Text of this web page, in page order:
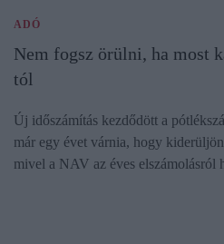
ADÓ
Nem fogsz örülni, ha most
tól
Új időszámítás kezdődött a
már egy évet várnia, hogy
mivel a NAV az éves